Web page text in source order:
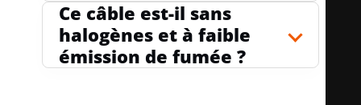
Ce câble est-il sans
halogènes et à faible
émission de fumée ?